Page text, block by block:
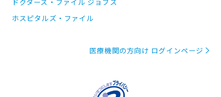
ホスピタルズ・ファイル
医療機関の方向け ログインページ